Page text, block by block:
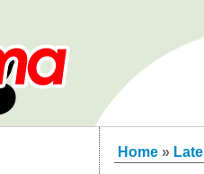
Home »